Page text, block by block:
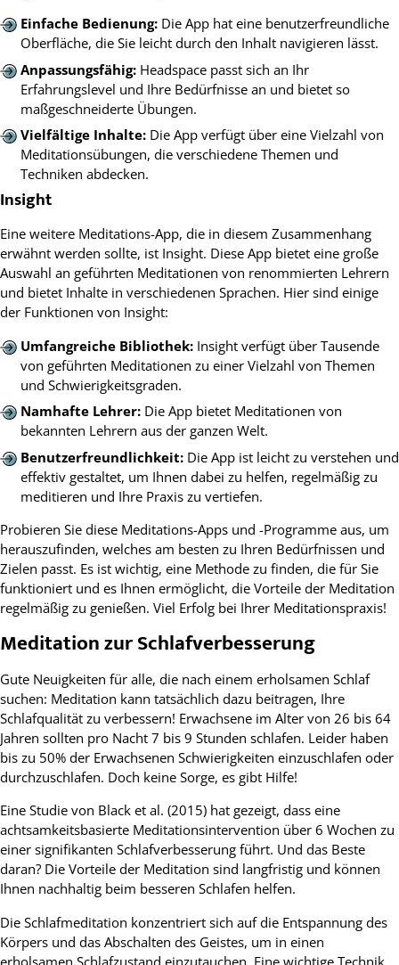
Einfache Bedienung:Die App hat eine benutzerfreundliche
Oberfläche, die Sie leicht durch den Inhalt navigieren lässt.
Anpassungsfähig:Headspace passt sich an Ihr
Erfahrungslevel und Ihre Bedürfnisse an und bietet so
maßgeschneiderte Übungen.
Vielfältige Inhalte:Die App verfügt über eine Vielzahl von
Meditationsübungen, die verschiedene Themen und
Techniken abdecken.
Insight
Eine weitere Meditations-App, die in diesem Zusammenhang
erwähnt werden sollte, ist Insight. Diese App bietet eine große
Auswahl an geführten Meditationen von renommierten Lehrern
und bietet Inhalte in verschiedenen Sprachen. Hier sind einige
der Funktionen von Insight:
Umfangreiche Bibliothek:Insight verfügt über Tausende
von geführten Meditationen zu einer Vielzahl von Themen
und Schwierigkeitsgraden.
Namhafte Lehrer:Die App bietet Meditationen von
bekannten Lehrern aus der ganzen Welt.
Benutzerfreundlichkeit:Die App ist leicht zu verstehen und
effektiv gestaltet, um Ihnen dabei zu helfen, regelmäßig zu
meditieren und Ihre Praxis zu vertiefen.
Probieren Sie diese Meditations-Apps und -Programme aus, um
herauszufinden, welches am besten zu Ihren Bedürfnissen und
Zielen passt. Es ist wichtig, eine Methode zu finden, die für Sie
funktioniert und es Ihnen ermöglicht, die Vorteile der Meditation
regelmäßig zu genießen. Viel Erfolg bei Ihrer Meditationspraxis!
Meditation zur Schlafverbesserung
Gute Neuigkeiten für alle, die nach einem erholsamen Schlaf
suchen: Meditation kann tatsächlich dazu beitragen, Ihre
Schlafqualität zu verbessern! Erwachsene im Alter von 26 bis 64
Jahren sollten pro Nacht 7 bis 9 Stunden schlafen. Leider haben
bis zu 50% der Erwachsenen Schwierigkeiten einzuschlafen oder
durchzuschlafen. Doch keine Sorge, es gibt Hilfe!
Eine Studie von Black et al. (2015) hat gezeigt, dass eine
achtsamkeitsbasierte Meditationsintervention über 6 Wochen zu
einer signifikanten Schlafverbesserung führt. Und das Beste
daran? Die Vorteile der Meditation sind langfristig und können
Ihnen nachhaltig beim besseren Schlafen helfen.
Die Schlafmeditation konzentriert sich auf die Entspannung des
Körpers und das Abschalten des Geistes, um in einen
erholsamen Schlafzustand einzutauchen. Eine wichtige Technik